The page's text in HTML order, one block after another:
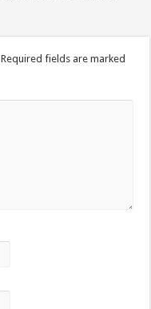
Required fields are marked